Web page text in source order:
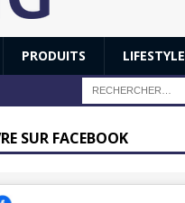
PRODUITS LIFESTYLE
SUR FACEBOOK